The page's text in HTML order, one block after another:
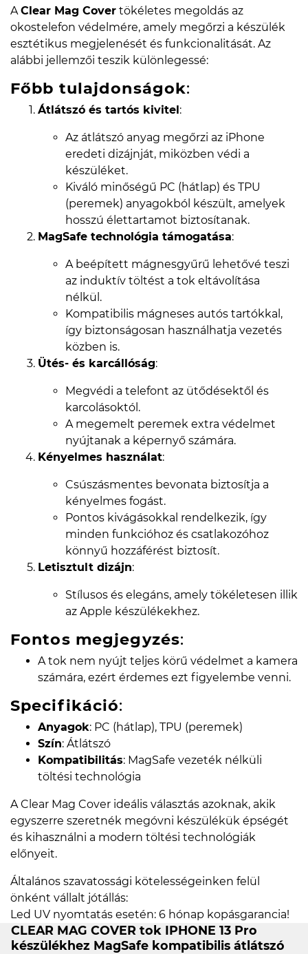
AClear Mag Cover tökéletes megoldás az
okostelefon védelmére, amely megőrzi a készülék
esztétikus megjelenését és funkcionalitását. Az
alábbi jellemzői teszik különlegessé:
Főbb tulajdonságok:
Átlátszó és tartós kivitel :
Az átlátszó anyag megőrzi az iPhone
eredeti dizájnját, miközben védi a
készüléket.
Kiváló minőségű PC (hátlap) és TPU
(peremek) anyagokból készült, amelyek
hosszú élettartamot biztosítanak.
MagSafe technológia támogatása:
A beépített mágnesgyűrű lehetővé teszi
az induktív töltést a tok eltávolítása
nélkül.
Kompatibilis mágneses autós tartókkal,
így biztonságosan használhatja vezetés
közben is.
Ütés- és karcállóság:
Megvédi a telefont az ütődésektől és
karcolásoktól.
A megemelt peremek extra védelmet
nyújtanak a képernyő számára.
Kényelmes használat:
Csúszásmentes bevonata biztosítja a
kényelmes fogást.
Pontos kivágásokkal rendelkezik, így
minden funkcióhoz és csatlakozóhoz
könnyű hozzáférést biztosít.
Letisztult dizájn:
Stílusos és elegáns, amely tökéletesen illik
az Apple készülékekhez.
Fontos megjegyzés:
A tok nem nyújt teljes körű védelmet a kamera
számára, ezért érdemes ezt figyelembe venni.
Specifikáció:
Anyagok: PC (hátlap), TPU (peremek)
Szín: Átlátszó
Kompatibilitás: MagSafe vezeték nélküli
töltési technológia
A Clear Mag Cover ideális választás azoknak, akik
egyszerre szeretnék megóvni készülékük épségét
és kihasználni a modern töltési technológiák
előnyeit.
Általános szavatossági kötelességeinken felül
önként vállalt jótállás:
Led UV nyomtatás esetén: 6 hónap kopásgarancia!
CLEAR MAG COVER tok IPHONE 13 Pro
készülékhez MagSafe kompatibilis átlátszó